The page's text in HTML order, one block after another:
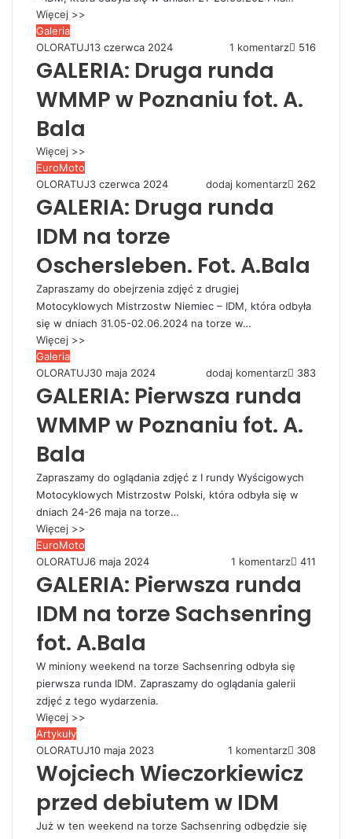
Więcej >>
Galeria
OLORATUJ13 czerwca 2024 1 komentarz 516
GALERIA: Druga runda
WMMP w Poznaniu fot. A.
Bala
Więcej >>
EuroMoto
OLORATUJ3 czerwca 2024 dodaj komentarz 262
GALERIA: Druga runda
IDM na torze
Oschersleben. Fot. A.Bala
Zapraszamy do obejrzenia zdjęć z drugiej
Motocyklowych Mistrzostw Niemiec – IDM, która odbyła
się w dniach 31.05-02.06.2024 na torze w…
Więcej >>
Galeria
OLORATUJ30 maja 2024 dodaj komentarz 383
GALERIA: Pierwsza runda
WMMP w Poznaniu fot. A.
Bala
Zapraszamy do oglądania zdjęć z I rundy Wyścigowych
Motocyklowych Mistrzostw Polski, która odbyła się w
dniach 24-26 maja na torze…
Więcej >>
EuroMoto
OLORATUJ6 maja 2024 1 komentarz 411
GALERIA: Pierwsza runda
IDM na torze Sachsenring
fot. A.Bala
W miniony weekend na torze Sachsenring odbyła się
pierwsza runda IDM. Zapraszamy do oglądania galerii
zdjęć z tego wydarzenia.
Więcej >>
Artykuły
OLORATUJ10 maja 2023 1 komentarz 308
Wojciech Wieczorkiewicz
przed debiutem w IDM
Już w ten weekend na torze Sachsenring odbędzie się